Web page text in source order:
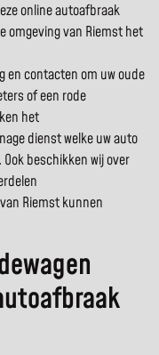
online autoafbraak
omgeving van Riemst het
en contacten om uw oude
of een rode
het
dienst welke uw auto
beschikken wij over
Riemst kunnen